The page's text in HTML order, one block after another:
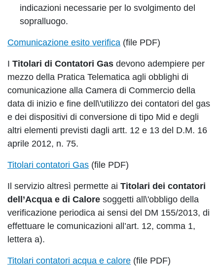
indicazioni necessarie per lo svolgimento del
sopralluogo.
Comunicazione esito verifica (file PDF)
I Titolari di Contatori Gas devono adempiere per
mezzo della Pratica Telematica agli obblighi di
comunicazione alla Camera di Commercio della
data di inizio e fine dell\'utilizzo dei contatori del gas
e dei dispositivi di conversione di tipo Mid e degli
altri elementi previsti dagli artt. 12 e 13 del D.M. 16
aprile 2012, n. 75.
Titolari contatori Gas (file PDF)
Il servizio altresì permette ai Titolari dei contatori
dell’Acqua e di Calore soggetti all\'obbligo della
verificazione periodica ai sensi del DM 155/2013, di
effettuare le comunicazioni all’art. 12, comma 1,
lettera a).
Titolari contatori acqua e calore (file PDF)